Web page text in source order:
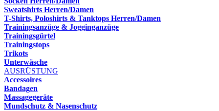
Sweatshirts Herren/Damen
T-Shirts, Poloshirts & Tanktops Herren/Damen
Trainingsanzüge & Jogginganzüge
Trainingsgürtel
Trainingstops
Trikots
Unterwäsche
AUSRÜSTUNG
Accessoires
Bandagen
Massagegeräte
Mundschutz & Nasenschutz